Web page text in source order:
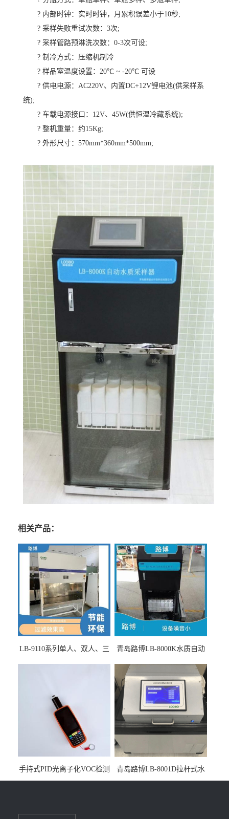
? 内部时钟：实时时钟，月累积误差小于10秒;
? 采样失败重试次数：3次;
? 采样管路预淋洗次数：0-3次可设;
? 制冷方式：压缩机制冷
? 样品室温度设置：20℃ ~ -20℃ 可设
? 供电电源：AC220V、内置DC+12V锂电池(供采样系
统);
? 车载电源接口：12V、45W(供恒温冷藏系统);
? 整机重量：约15Kg;
? 外形尺寸：570mm*360mm*500mm;
相关产品：
LB-9110系列单人、双人、三
青岛路博LB-8000K水质自动
手持式PID光离子化VOC检测
仪（挥发性有机物设备）
青岛路博LB-8001D拉杆式水
质采样器